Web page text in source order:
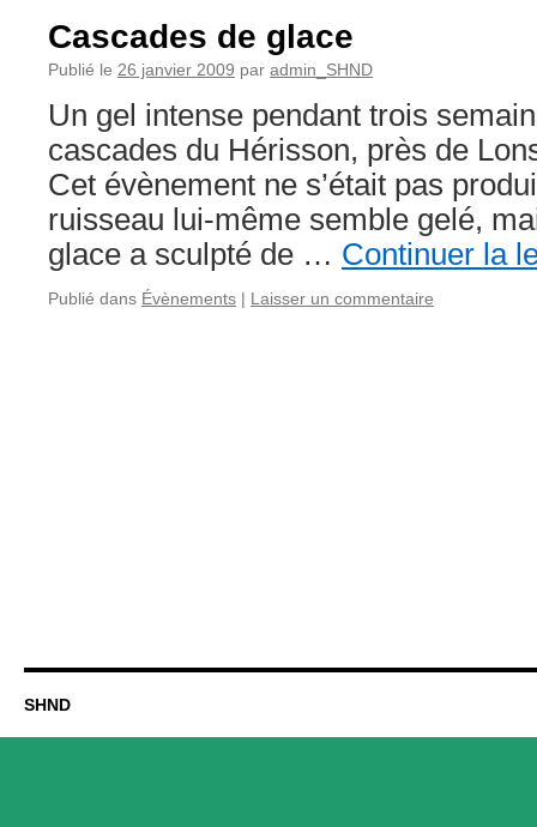
Cascades de glace
Publié le 26 janvier 2009 par admin_SHND
Un gel intense pendant trois
cascades du Hérisson, près de
Cet évènement ne s’était pas
ruisseau lui-même semble gelé,
glace a sculpté de … Continuer la
Publié dans Évènements | Laisser un commentaire
SHND